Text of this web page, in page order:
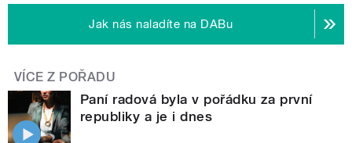
Jak nás naladíte na DABu
VÍCE Z POŘADU
Paní radová byla v pořádku za první
republiky a je i dnes